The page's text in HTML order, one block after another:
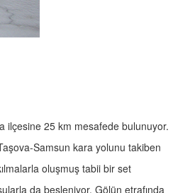
ilçesine 25 km mesafede bulunuyor.
Samsun kara yolunu takiben
oluşmuş tabii bir set
da besleniyor. Gölün etrafında